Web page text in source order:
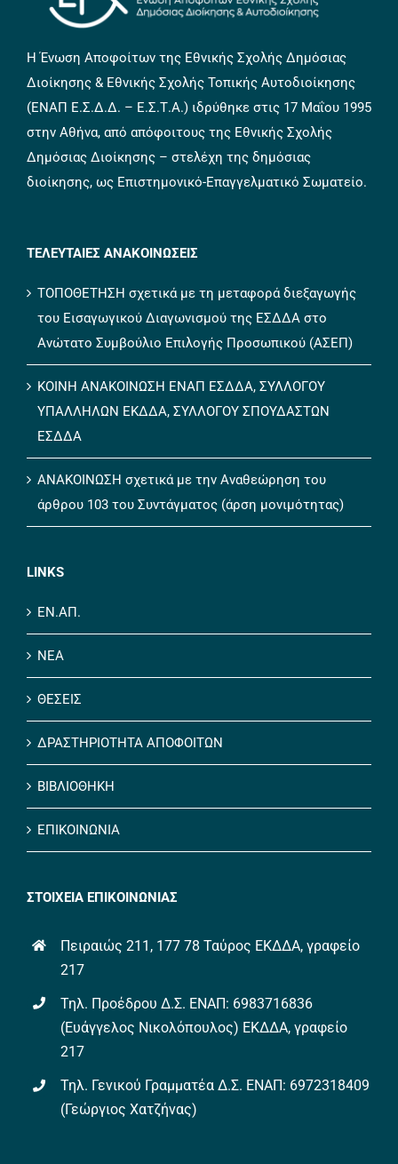
Η Ένωση Αποφοίτων της Εθνικής Σχολής Δημόσιας
Διοίκησης & Εθνικής Σχολής Τοπικής Αυτοδιοίκησης
(ΕΝΑΠ Ε.Σ.Δ.Δ. – Ε.Σ.Τ.Α.) ιδρύθηκε στις 17 Μαΐου 1995
στην Αθήνα, από απόφοιτους της Εθνικής Σχολής
Δημόσιας Διοίκησης – στελέχη της δημόσιας
διοίκησης, ως Επιστημονικό-Επαγγελματικό Σωματείο.
ΤΕΛΕΥΤΑΙΕΣ ΑΝΑΚΟΙΝΩΣΕΙΣ
ΤΟΠΟΘΕΤΗΣΗ σχετικά με τη μεταφορά διεξαγωγής
του Εισαγωγικού Διαγωνισμού της ΕΣΔΔΑ στο
Ανώτατο Συμβούλιο Επιλογής Προσωπικού (ΑΣΕΠ)
ΚΟΙΝΗ ΑΝΑΚΟΙΝΩΣΗ ΕΝΑΠ ΕΣΔΔΑ, ΣΥΛΛΟΓΟΥ
ΥΠΑΛΛΗΛΩΝ ΕΚΔΔΑ, ΣΥΛΛΟΓΟΥ ΣΠΟΥΔΑΣΤΩΝ
ΕΣΔΔΑ
ΑΝΑΚΟΙΝΩΣΗ σχετικά με την Αναθεώρηση του
άρθρου 103 του Συντάγματος (άρση μονιμότητας)
LINKS
ΕΝ.ΑΠ.
ΝΕΑ
ΘΕΣΕΙΣ
ΔΡΑΣΤΗΡΙΟΤΗΤΑ ΑΠΟΦΟΙΤΩΝ
ΒΙΒΛΙΟΘΗΚΗ
ΕΠΙΚΟΙΝΩΝΙΑ
ΣΤΟΙΧΕΙΑ ΕΠΙΚΟΙΝΩΝΙΑΣ
Πειραιώς 211, 177 78 Ταύρος ΕΚΔΔΑ, γραφείο
217
Τηλ. Προέδρου Δ.Σ. ΕΝΑΠ: 6983716836
(Ευάγγελος Νικολόπουλος) ΕΚΔΔΑ, γραφείο
217
Τηλ. Γενικού Γραμματέα Δ.Σ. ΕΝΑΠ: 6972318409
(Γεώργιος Χατζήνας)